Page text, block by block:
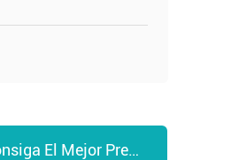
El Mejor Precio